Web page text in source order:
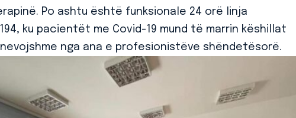
Po ashtu është funksionale 24 orë linja
ku pacientët me Covid-19 mund të marrin këshillat
nga ana e profesionistëve shëndetësorë.